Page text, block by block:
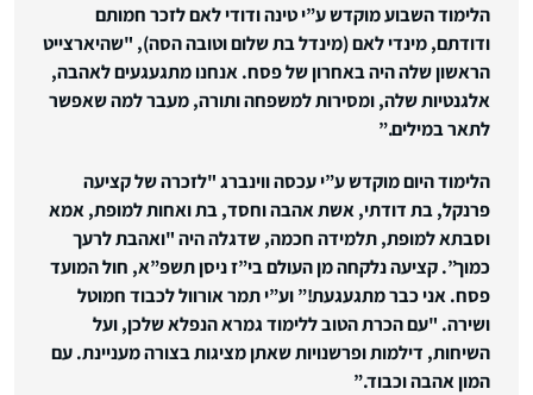
הלימוד השבוע מוקדש ע”י טינה ודודי לאם לזכר חמותם
ודודתם, מינדי לאם (מינדל בת שלום וטובה הסה), "שהיארצייט
הראשון שלה היה באחרון של פסח. אנחנו מתגעגעים לאהבה,
אלגנטיות שלה, ומסירות למשפחה ותורה, מעבר למה שאפשר
לתאר במילים.”
הלימוד היום מוקדש ע”י עכסה ווינברג "לזכרה של קציעה
פרנקל, בת דודתי, אשת אהבה וחסד, בת ואחות למופת, אמא
וסבתא למופת, תלמידה חכמה, שדגלה היה "ואהבת לרעך
כמוך”. קציעה נלקחה מן העולם בי”ז ניסן תשפ”א, חול המועד
פסח. אני כבר מתגעגעת!”וע”י תמר אורוול לכבוד חמוטל
ושירה. "עם הכרת הטוב ללימוד גמרא הנפלא שלכן, ועל
השיחות, דילמות ופרשנויות שאתן מציגות בצורה מעניינת. עם
המון אהבה וכבוד.”